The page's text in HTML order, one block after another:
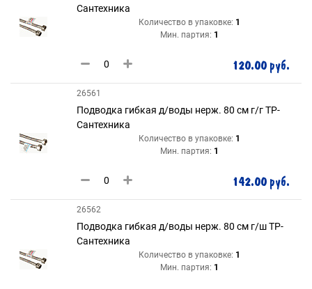
Сантехника
Количество в упаковке: 1
Мин. партия: 1
120.00 руб.
26561
Подводка гибкая д/воды нерж. 80 см г/г ТР-
Сантехника
Количество в упаковке: 1
Мин. партия: 1
142.00 руб.
26562
Подводка гибкая д/воды нерж. 80 см г/ш ТР-
Сантехника
Количество в упаковке: 1
Мин. партия: 1